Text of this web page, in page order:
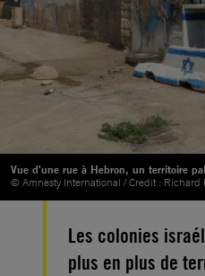
Vue d'une rue à Hebron, un territoire
© Amnesty International / Credit : Richard
Les colonies
plus en plus de